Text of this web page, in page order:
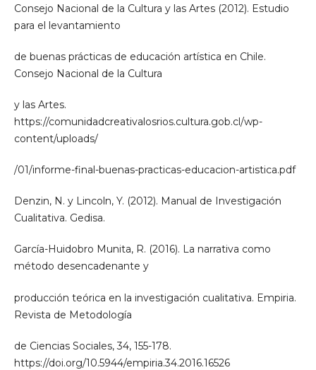
Consejo Nacional de la Cultura y las Artes (2012). Estudio
para el levantamiento
de buenas prácticas de educación artística en Chile.
Consejo Nacional de la Cultura
y las Artes.
https://comunidadcreativalosrios.cultura.gob.cl/wp-
content/uploads/
/01/informe-final-buenas-practicas-educacion-artistica.pdf
Denzin, N. y Lincoln, Y. (2012). Manual de Investigación
Cualitativa. Gedisa.
García-Huidobro Munita, R. (2016). La narrativa como
método desencadenante y
producción teórica en la investigación cualitativa. Empiria.
Revista de Metodología
de Ciencias Sociales, 34, 155-178.
https://doi.org/10.5944/empiria.34.2016.16526